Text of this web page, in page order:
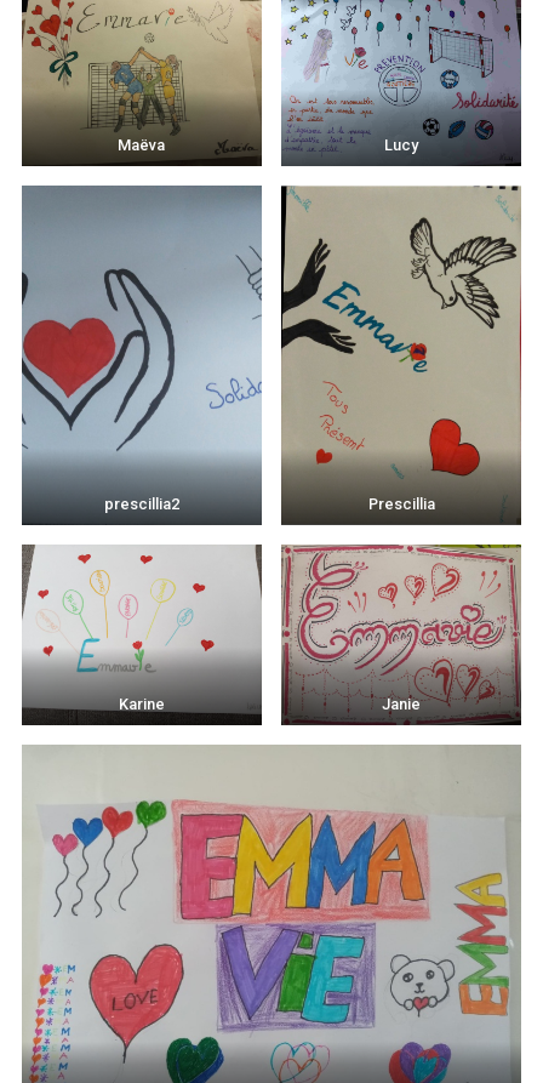
Maëva Lucy
prescillia2 Prescillia
Karine Janie